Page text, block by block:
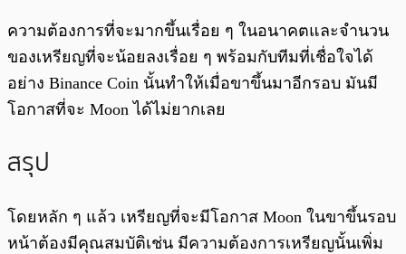
ความต้องการที่จะมากขึ้นเรื่อย ๆ ในอนาคตและจำนวน
ของเหรียญที่จะน้อยลงเรื่อย ๆ พร้อมกับทีมที่เชื่อใจได้
อย่าง Binance Coin นั้นทำให้เมื่อขาขึ้นมาอีกรอบ มันมี
โอกาสที่จะ Moon ได้ไม่ยากเลย
สรุป
โดยหลัก ๆ แล้ว เหรียญที่จะมีโอกาส Moon ในขาขึ้นรอบ
หน้าต้องมีคุณสมบัติเช่น มีความต้องการเหรียญนั้นเพิ่ม